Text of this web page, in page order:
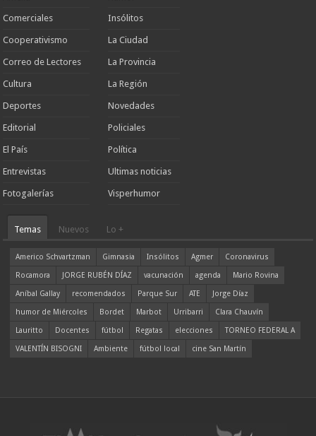
Comerciales
Cooperativismo
Correo de Lectores
Cultura
Deportes
Editorial
El País
Entrevistas
Fotogalerías
Insólitos
La Ciudad
La Provincia
La Región
Novedades
Policiales
Política
Ultimas noticias
Visperhumor
Temas Nuevos Lo +
Americo Schvartzman Gimnasia Insólitos Agmer
Coronavirus
Rocamora
JORGE RUBÉN DÍAZ vacunación agenda
Mario Rovina
Aníbal Gallay
recomendados Parque Sur ATE
Jorge Díaz
humor de Miércoles
Bordet Marbot Urribarri
Clara Chauvín
Lauritto
Docentes fútbol Regatas elecciones
TORNEO FEDERAL A
VALENTÍN BISOGNI
Ambiente fútbol local cine San Martín